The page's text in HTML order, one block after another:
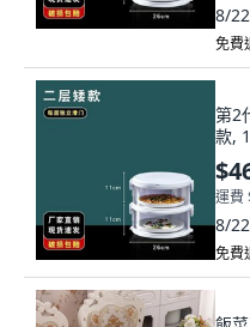
8/22
免費
第2
款,
運費
8/22
免費